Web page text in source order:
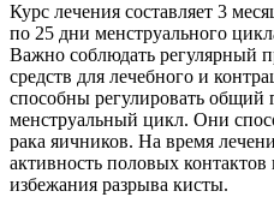
Курс лечения составляет 3
по 25 дни менструального
Важно соблюдать регулярный
средств для лечебного и
способны регулировать
менструальный цикл. Они
рака яичников. На время
активность половых
избежания разрыва кисты.